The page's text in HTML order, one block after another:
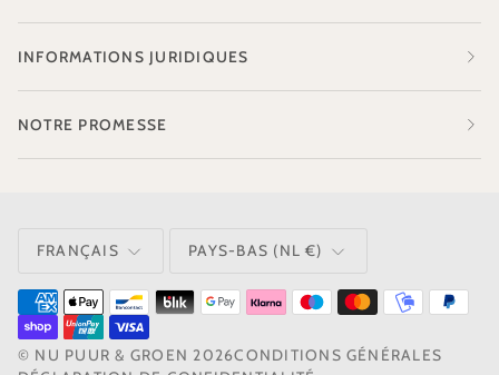
INFORMATIONS JURIDIQUES
NOTRE PROMESSE
FRANÇAIS MONNAIE
PAYS-BAS (NL €)
© NU PUUR & GROEN 2026CONDITIONS GÉNÉRALES